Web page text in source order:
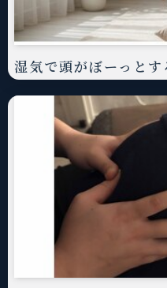
湿気で頭がぼーっとす